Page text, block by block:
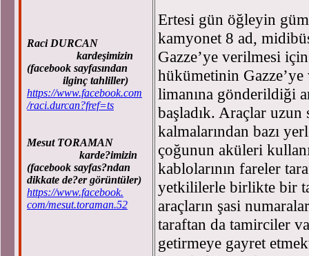
Raci DURCAN
kardeşimizin
(facebook sayfasından
ilginç tahliller)
https://www.facebook.com
/raci.durcan?fref=ts
Mesut TORAMAN
karde?imizin
(facebook sayfas?ndan
dikkate de?er görüntüler)
https://www.facebook.
com/mesut.toraman.52
Ertesi gün öğleyin
kamyonet 8 ad,
Gazze’ye verilmesi
hükümetinin
limanına gönderildiği
başladık. Araçlar uzun
kalmalarından bazı
çoğunun aküleri
kablolarının fareler
yetkililerle birlikte bir
araçların şasi
taraftan da tamirciler
getirmeye gayret